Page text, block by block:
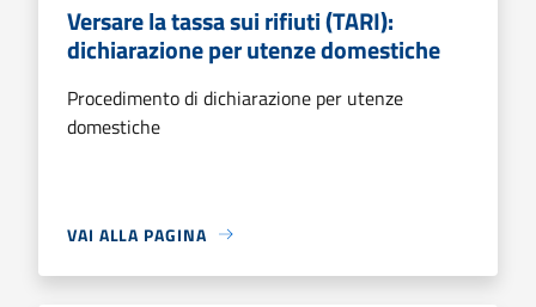
Versare la tassa sui rifiuti (TARI):
dichiarazione per utenze domestiche
Procedimento di dichiarazione per utenze
domestiche
VAI ALLA PAGINA